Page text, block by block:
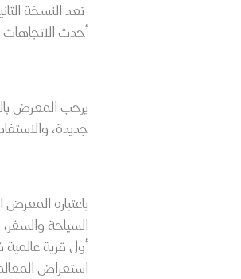
تعد النسخة
أحدث
جديدة،
السياحة
أول قرية
استعراض